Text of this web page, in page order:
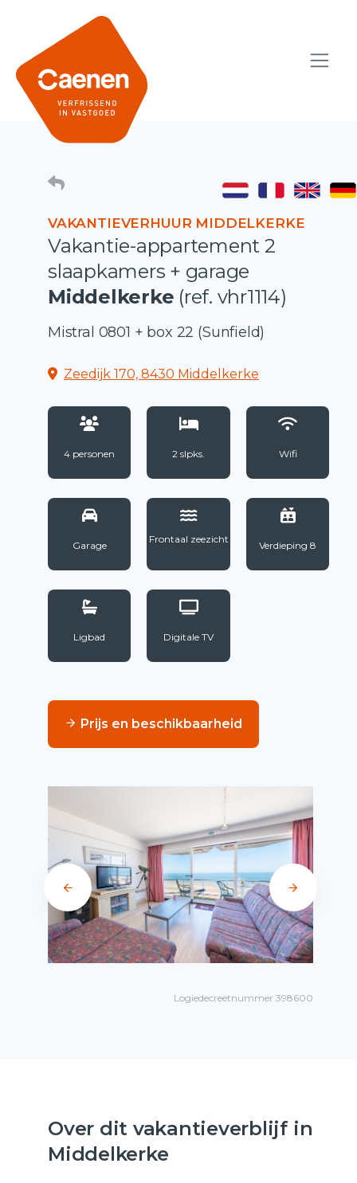
VAKANTIEVERHUUR MIDDELKERKE
Vakantie-appartement 2
slaapkamers + garage
Middelkerke (ref. vhr1114)
Mistral 0801 + box 22 (Sunfield)
Zeedijk 170, 8430 Middelkerke
4 personen 2 slpks. Wifi
Garage
Frontaal zeezicht
Verdieping 8
Ligbad Digitale TV
Prijs en beschikbaarheid
Logiedecreetnummer 398600
Over dit vakantieverblijf in
Middelkerke